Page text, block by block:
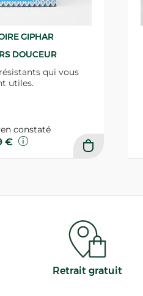
GIPHAR
DOUCEUR
qui vous
utiles.
constaté
€
Retrait gratuit